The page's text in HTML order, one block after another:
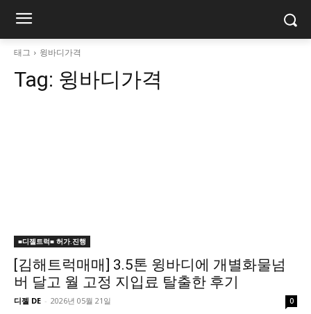
태그 윙바디가격
Tag: 윙바디가격
■디젤트럭■ 허가.진행
[김해트럭매매] 3.5톤 윙바디에 개별화물넘
버 달고 월 고정 지입료 탈출한 후기
디젤 DE - 2026년 05월 21일 0